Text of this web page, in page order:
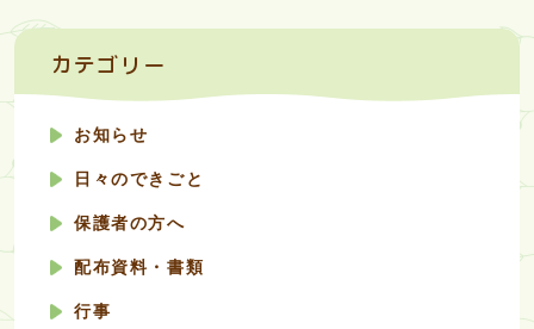
カテゴリー
お知らせ
日々のできごと
保護者の方へ
配布資料・書類
行事